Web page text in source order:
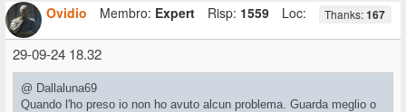
Ovidio
Membro: Expert Risp: 1559 Loc: Thanks:167
29-09-24 18.32
@ Dallaluna69
Quando l'ho preso io non ho avuto alcun problema. Guarda meglio o